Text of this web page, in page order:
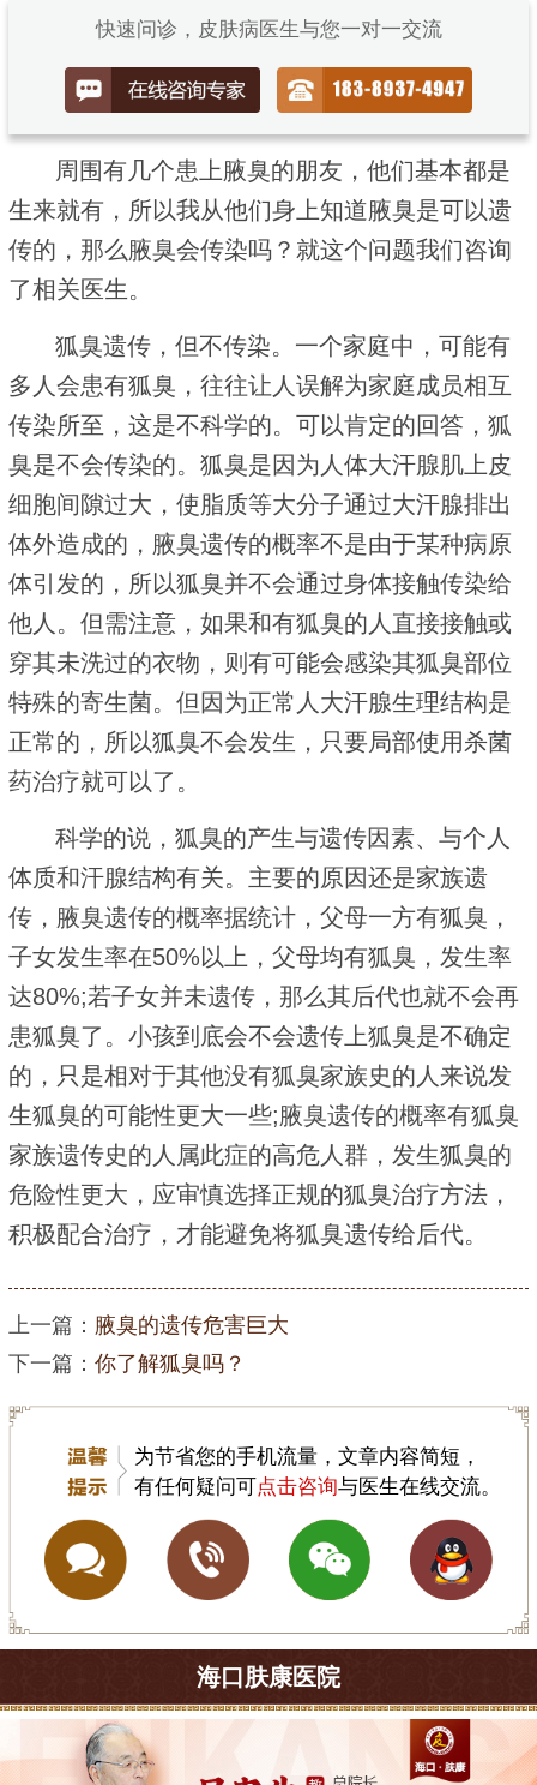
快速问诊，皮肤病医生与您一对一交流
周围有几个患上腋臭的朋友，他们基本都是
生来就有，所以我从他们身上知道腋臭是可以遗
传的，那么腋臭会传染吗？就这个问题我们咨询
了相关医生。
狐臭遗传，但不传染。一个家庭中，可能有
多人会患有狐臭，往往让人误解为家庭成员相互
传染所至，这是不科学的。可以肯定的回答，狐
臭是不会传染的。狐臭是因为人体大汗腺肌上皮
细胞间隙过大，使脂质等大分子通过大汗腺排出
体外造成的，腋臭遗传的概率不是由于某种病原
体引发的，所以狐臭并不会通过身体接触传染给
他人。但需注意，如果和有狐臭的人直接接触或
穿其未洗过的衣物，则有可能会感染其狐臭部位
特殊的寄生菌。但因为正常人大汗腺生理结构是
正常的，所以狐臭不会发生，只要局部使用杀菌
药治疗就可以了。
科学的说，狐臭的产生与遗传因素、与个人
体质和汗腺结构有关。主要的原因还是家族遗
传，腋臭遗传的概率据统计，父母一方有狐臭，
子女发生率在50%以上，父母均有狐臭，发生率
达80%;若子女并未遗传，那么其后代也就不会再
患狐臭了。小孩到底会不会遗传上狐臭是不确定
的，只是相对于其他没有狐臭家族史的人来说发
生狐臭的可能性更大一些;腋臭遗传的概率有狐臭
家族遗传史的人属此症的高危人群，发生狐臭的
危险性更大，应审慎选择正规的狐臭治疗方法，
积极配合治疗，才能避免将狐臭遗传给后代。
上一篇： 腋臭的遗传危害巨大
下一篇： 你了解狐臭吗？
为节省您的手机流量，文章内容简短，
有任何疑问可点击咨询与医生在线交流。
海口肤康医院